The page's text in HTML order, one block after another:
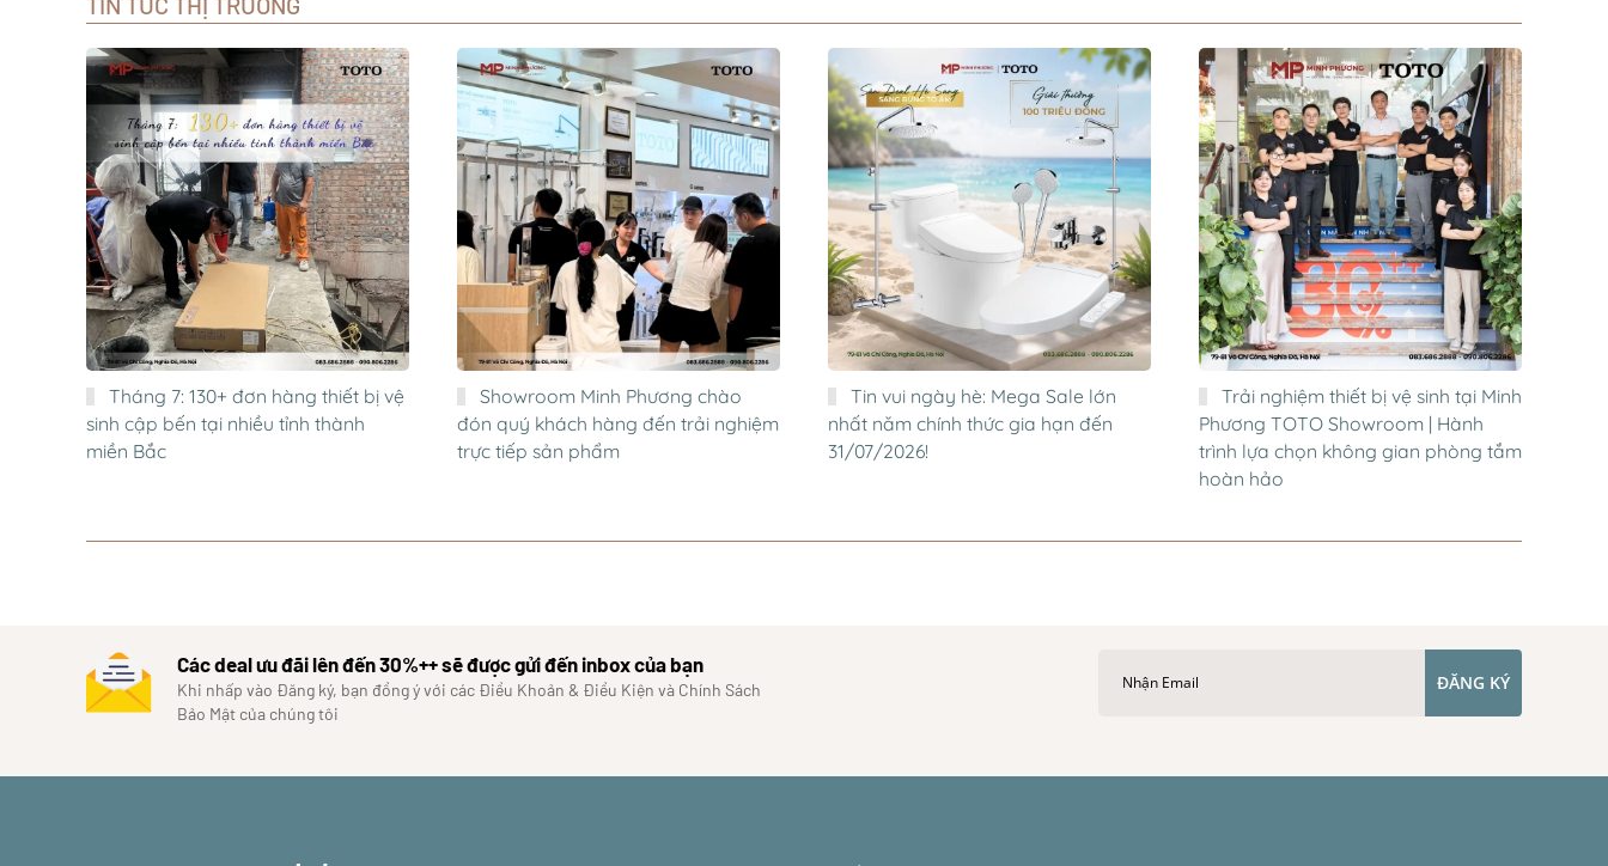
Tháng 7: 130+ đơn hàng thiết bị vệ
sinh cập bến tại nhiều tỉnh thành
miền Bắc
Showroom Minh Phương chào
đón quý khách hàng đến trải nghiệm
trực tiếp sản phẩm
Tin vui ngày hè: Mega Sale lớn
nhất năm chính thức gia hạn đến
31/07/2026!
Trải nghiệm thiết bị vệ sinh tại Minh
Phương TOTO Showroom | Hành
trình lựa chọn không gian phòng tắm
hoàn hảo
Các deal ưu đãi lên đến 30%++ sẽ được gửi đến inbox của bạn
Khi nhấp vào Đăng ký, bạn đồng ý với các Điều Khoản & Điều Kiện và Chính Sách
Bảo Mật của chúng tôi
ĐĂNG KÝ